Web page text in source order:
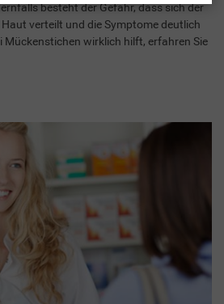
besteht der Gefahr, dass sich der
Haut verteilt und die Symptome deutlich
Mückenstichen wirklich hilft, erfahren Sie